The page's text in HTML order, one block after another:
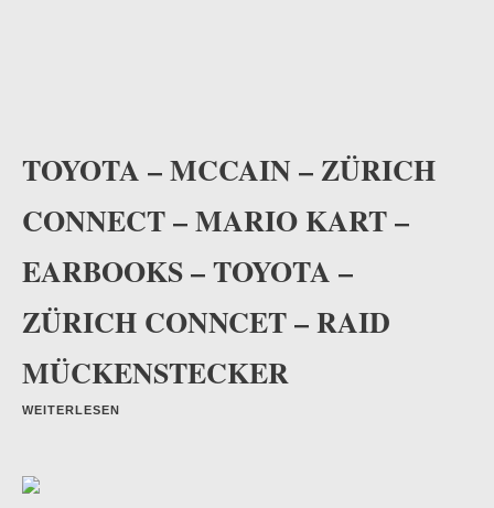
TOYOTA – MCCAIN – ZÜRICH
CONNECT – MARIO KART –
EARBOOKS – TOYOTA –
ZÜRICH CONNCET – RAID
MÜCKENSTECKER
WEITERLESEN